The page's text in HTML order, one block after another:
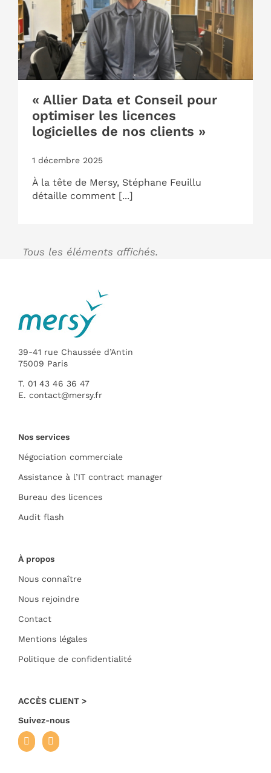
« Allier Data et Conseil pour
optimiser les licences
logicielles de nos clients »
1 décembre 2025
À la tête de Mersy, Stéphane Feuillu
détaille comment [...]
39-41 rue Chaussée d’Antin
T. 01 43 46 36 47
E.contact@mersy.fr
Nous connaître
Suivez-nous